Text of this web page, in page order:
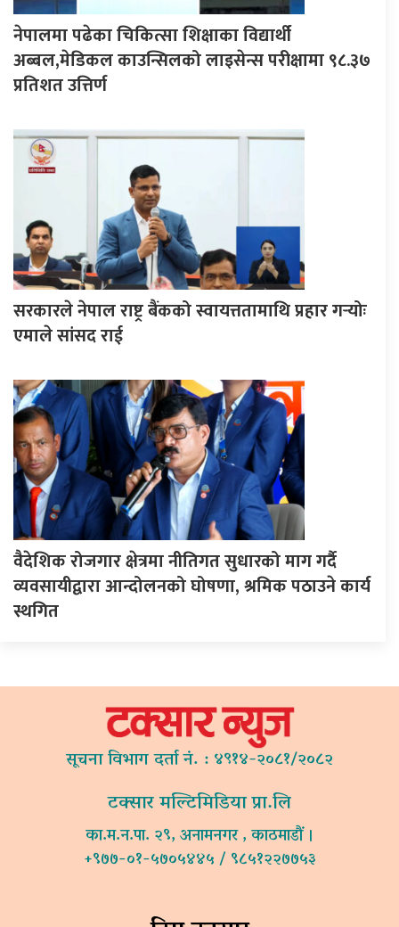
नेपालमा पढेका चिकित्सा शिक्षाका विद्यार्थी
अब्बल,मेडिकल काउन्सिलको लाइसेन्स परीक्षामा ९८.३७
प्रतिशत उत्तिर्ण
सरकारले नेपाल राष्ट्र बैंकको स्वायत्ततामाथि प्रहार गर्‍योः
एमाले सांसद राई
वैदेशिक रोजगार क्षेत्रमा नीतिगत सुधारको माग गर्दै
व्यवसायीद्वारा आन्दोलनको घोषणा, श्रमिक पठाउने कार्य
स्थगित
सूचना विभाग दर्ता नं. : ४९१४-२०८१/२०८२
टक्सार मल्टिमिडिया प्रा.लि
का.म.न.पा. २९, अनामनगर , काठमाडौं ।
+९७७-०१-५७०५४४५ / ९८५१२२७७५३